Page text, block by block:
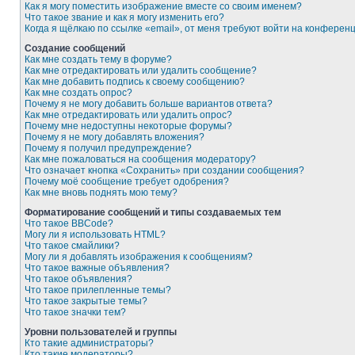
Как я могу поместить изображение вместе со своим именем?
Что такое звание и как я могу изменить его?
Когда я щёлкаю по ссылке «email», от меня требуют войти на
Создание сообщений
Как мне создать тему в форуме?
Как мне отредактировать или удалить сообщение?
Как мне добавить подпись к своему сообщению?
Как мне создать опрос?
Почему я не могу добавить больше вариантов ответа?
Как мне отредактировать или удалить опрос?
Почему мне недоступны некоторые форумы?
Почему я не могу добавлять вложения?
Почему я получил предупреждение?
Как мне пожаловаться на сообщения модератору?
Что означает кнопка «Сохранить» при создании сообщения?
Почему моё сообщение требует одобрения?
Как мне вновь поднять мою тему?
Форматирование сообщений и типы создаваемых тем
Что такое BBCode?
Могу ли я использовать HTML?
Что такое смайлики?
Могу ли я добавлять изображения к сообщениям?
Что такое важные объявления?
Что такое объявления?
Что такое прилепленные темы?
Что такое закрытые темы?
Что такое значки тем?
Уровни пользователей и группы
Кто такие администраторы?